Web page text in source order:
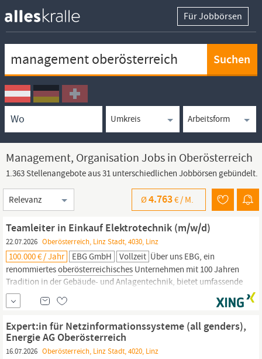
Für Jobbörsen
Ortssuche
Umkreissuche
Arbeitsform
Management, Organisation Jobs in Oberösterreich
1.363 Stellenangebote aus 31 unterschiedlichen Jobbörsen gebündelt.
Sortierung
Ø4.763€ / M.
Teamleiter in Einkauf Elektrotechnik (m/w/d)
22.07.2026 Oberösterreich, Linz Stadt, 4030, Linz
100.000 € / Jahr EBG GmbH Vollzeit Über uns EBG, ein
renommiertesoberösterreichisches Unternehmen mit 100 Jahren
Tradition in der Gebäude- und Anlagentechnik, bietet umfassende
Lösungen in den Bereichen Elektro-, Kommunikations- und
Sicherheitstechnik sowie Heizungs-, Klima-, Lüftungs- und
unseren Kunden und
Expert:in für Netzinformationssysteme (all genders),
Energie AG Oberösterreich
16.07.2026 Oberösterreich, Linz Stadt, 4020, Linz